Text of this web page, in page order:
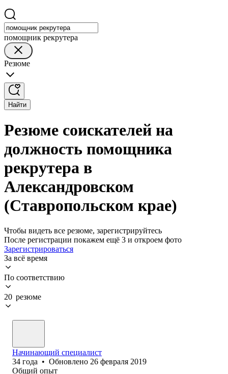
помощник рекрутера
Резюме
Найти
Резюме соискателей на
должность помощника
рекрутера в
Александровском
(Ставропольском крае)
Чтобы видеть все резюме, зарегистрируйтесь
После регистрации покажем ещё 3 и откроем фото
Зарегистрироваться
За всё время
По соответствию
20 резюме
Начинающий специалист
34 года • Обновлено 26 февраля 2019
Общий опыт